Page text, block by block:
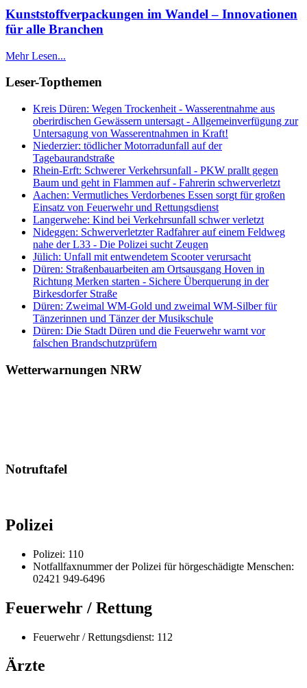
Kunststoffverpackungen im Wandel – Innovationen
für alle Branchen
Mehr Lesen...
Leser-Topthemen
Kreis Düren: Wegen Trockenheit - Wasserentnahme aus
oberirdischen Gewässern untersagt - Allgemeinverfügung zur
Untersagung von Wasserentnahmen in Kraft!
Niederzier: tödlicher Motorradunfall auf der
Tagebaurandstraße
Rhein-Erft: Schwerer Verkehrsunfall - PKW prallt gegen
Baum und geht in Flammen auf - Fahrerin schwerverletzt
Aachen: Vermutliches Verdorbenes Essen sorgt für großen
Einsatz von Feuerwehr und Rettungsdienst
Langerwehe: Kind bei Verkehrsunfall schwer verletzt
Nideggen: Schwerverletzter Radfahrer auf einem Feldweg
nahe der L33 - Die Polizei sucht Zeugen
Jülich: Unfall mit entwendetem Scooter verursacht
Düren: Straßenbauarbeiten am Ortsausgang Hoven in
Richtung Merken starten - Sichere Überquerung in der
Birkesdorfer Straße
Düren: Zweimal WM-Gold und zweimal WM-Silber für
Tänzerinnen und Tänzer der Musikschule
Düren: Die Stadt Düren und die Feuerwehr warnt vor
falschen Brandschutzprüfern
Wetterwarnungen NRW
Notruftafel
Polizei
Polizei: 110
Notfallfaxnummer der Polizei für hörgeschädigte Menschen:
02421 949-6496
Feuerwehr / Rettung
Feuerwehr / Rettungsdienst: 112
Ärzte